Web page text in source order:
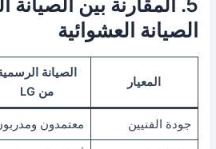
الصيانة العشوائية
المعيار
الصيانة
من LG
جودة الفنيين معتمدون